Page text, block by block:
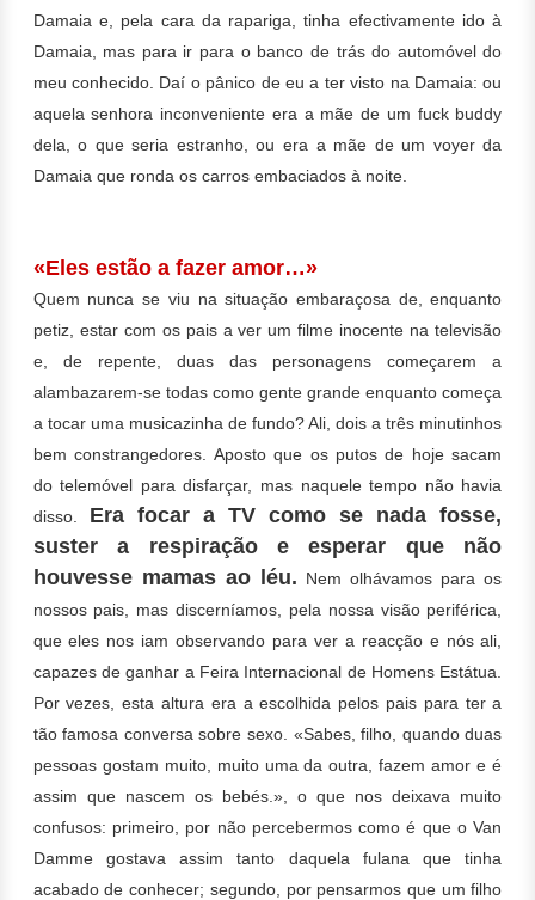
Damaia e, pela cara da rapariga, tinha efectivamente ido à
Damaia, mas para ir para o banco de trás do automóvel do
meu conhecido. Daí o pânico de eu a ter visto na Damaia: ou
aquela senhora inconveniente era a mãe de um fuck buddy
dela, o que seria estranho, ou era a mãe de um voyer da
Damaia que ronda os carros embaciados à noite.
«Eles estão a fazer amor…»
Quem nunca se viu na situação embaraçosa de, enquanto
petiz, estar com os pais a ver um filme inocente na televisão
e, de repente, duas das personagens começarem a
alambazarem-se todas como gente grande enquanto começa
a tocar uma musicazinha de fundo? Ali, dois a três minutinhos
bem constrangedores. Aposto que os putos de hoje sacam
do telemóvel para disfarçar, mas naquele tempo não havia
disso. Era focar a TV como se nada fosse,
suster a respiração e esperar que não
houvesse mamas ao léu. Nem olhávamos para os
nossos pais, mas discerníamos, pela nossa visão periférica,
que eles nos iam observando para ver a reacção e nós ali,
capazes de ganhar a Feira Internacional de Homens Estátua.
Por vezes, esta altura era a escolhida pelos pais para ter a
tão famosa conversa sobre sexo. «Sabes, filho, quando duas
pessoas gostam muito, muito uma da outra, fazem amor e é
assim que nascem os bebés.», o que nos deixava muito
confusos: primeiro, por não percebermos como é que o Van
Damme gostava assim tanto daquela fulana que tinha
acabado de conhecer; segundo, por pensarmos que um filho